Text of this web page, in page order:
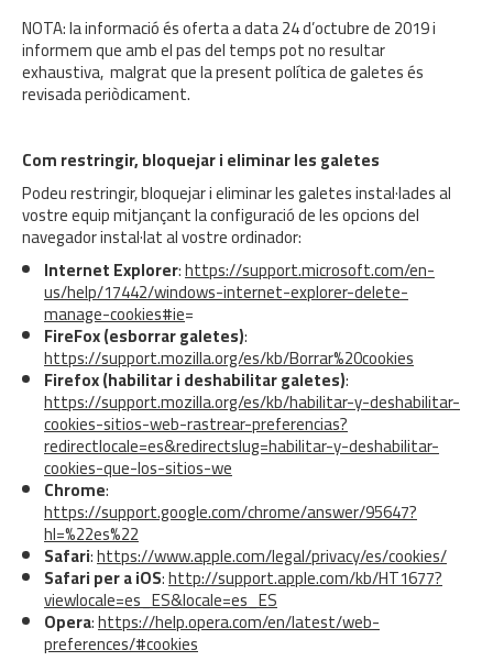
NOTA: la informació és oferta a data 24 d’octubre de 2019 i
informem que amb el pas del temps pot no resultar
exhaustiva, malgrat que la present política de galetes és
revisada periòdicament.
Com restringir, bloquejar i eliminar les galetes
Podeu restringir, bloquejar i eliminar les galetes instal·lades al
vostre equip mitjançant la configuració de les opcions del
navegador instal·lat al vostre ordinador:
Internet Explorer:https://support.microsoft.com/en-
us/help/17442/windows-internet-explorer-delete-
manage-cookies#ie=
FireFox (esborrar galetes):
https://support.mozilla.org/es/kb/Borrar%20cookies
Firefox (habilitar i deshabilitar galetes):
https://support.mozilla.org/es/kb/habilitar-y-deshabilitar-
cookies-sitios-web-rastrear-preferencias?
redirectlocale=es&redirectslug=habilitar-y-deshabilitar-
cookies-que-los-sitios-we
Chrome:
https://support.google.com/chrome/answer/95647?
hl=%22es%22
Safari:https://www.apple.com/legal/privacy/es/cookies/
Safari per a iOS:http://support.apple.com/kb/HT1677?
viewlocale=es_ES&locale=es_ES
Opera:https://help.opera.com/en/latest/web-
preferences/#cookies